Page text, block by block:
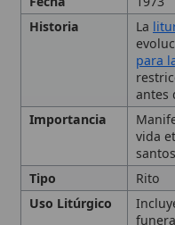
Importancia
vida
santos.
Rito
Incluye
funeral
Propósito y
Funerales